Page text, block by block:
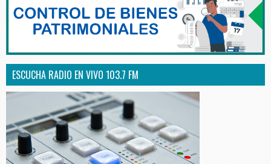
ESCUCHA RADIO EN VIVO 103.7 FM